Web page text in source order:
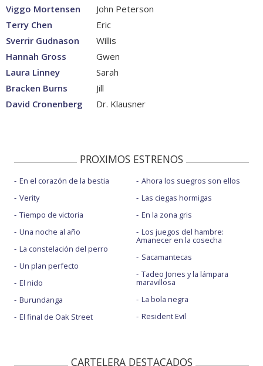
Viggo Mortensen
John Peterson
Terry Chen
Eric
Sverrir Gudnason
Willis
Hannah Gross
Gwen
Laura Linney
Sarah
Bracken Burns
Jill
David Cronenberg
Dr. Klausner
PROXIMOS ESTRENOS
En el corazón de la bestia
Verity
Tiempo de victoria
Una noche al año
La constelación del perro
Un plan perfecto
El nido
Burundanga
El final de Oak Street
Ahora los suegros son ellos
Las ciegas hormigas
En la zona gris
Los juegos del hambre:
Amanecer en la cosecha
Sacamantecas
Tadeo Jones y la lámpara
maravillosa
La bola negra
Resident Evil
CARTELERA DESTACADOS